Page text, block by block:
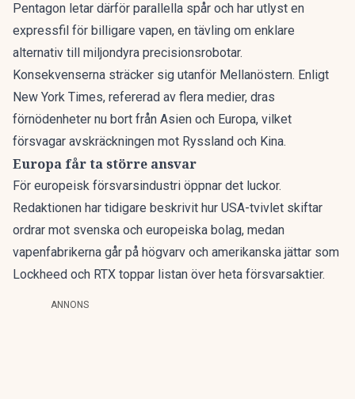
Pentagon letar därför parallella spår och har utlyst en
expressfil för billigare vapen, en tävling om enklare
alternativ till miljondyra precisionsrobotar.
Konsekvenserna sträcker sig utanför Mellanöstern. Enligt
New York Times, refererad av flera medier, dras
förnödenheter nu bort från Asien och Europa, vilket
försvagar avskräckningen mot Ryssland och Kina.
Europa får ta större ansvar
För europeisk försvarsindustri öppnar det luckor.
Redaktionen har tidigare beskrivit hur USA-tvivlet skiftar
ordrar mot svenska och europeiska bolag, medan
vapenfabrikerna går på högvarv och amerikanska jättar som
Lockheed och RTX toppar listan över heta försvarsaktier.
ANNONS